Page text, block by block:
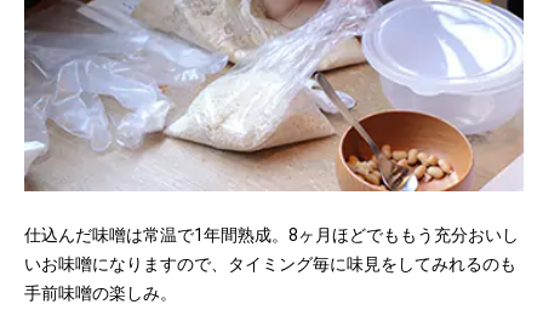
仕込んだ味噌は常温で1年間熟成。8ヶ月ほどでももう充分おいし
いお味噌になりますので、タイミング毎に味見をしてみれるのも
手前味噌の楽しみ。